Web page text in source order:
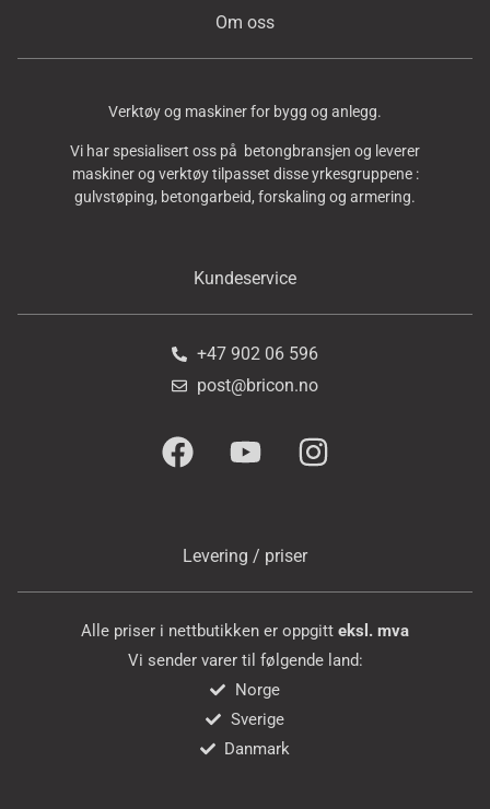
Om oss
Verktøy og maskiner for bygg og anlegg.
Vi har spesialisert oss på betongbransjen og leverer
maskiner og verktøy tilpasset disse yrkesgruppene :
gulvstøping, betongarbeid, forskaling og armering.
Kundeservice
+47 902 06 596
post@bricon.no
Levering / priser
Alle priser i nettbutikken er oppgitt eksl. mva
Vi sender varer til følgende land:
Norge
Sverige
Danmark